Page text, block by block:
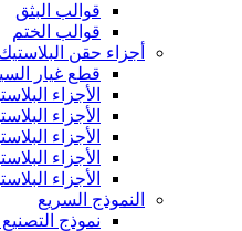
قوالب البثق
قوالب الختم
أجزاء حقن البلاستيك
قطع غيار
الأجزاء
الأجزاء
الأجزاء
الأجزاء
الأجزاء
النموذج السريع
نموذج